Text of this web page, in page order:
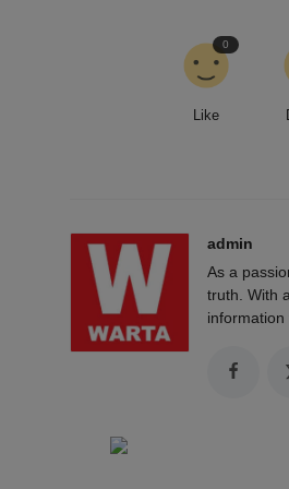
Like
0
admin
As a
truth. With
information